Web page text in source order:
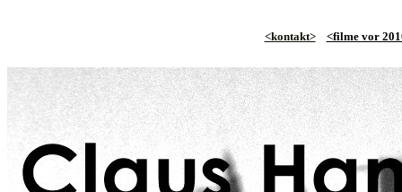
<kontakt> <filme vor